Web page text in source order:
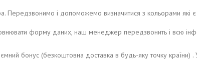
і допоможемо визначитися з кольорами які
форму даних, наш менеджер передзвонить і всю
бонус (безкоштовна доставка в будь-яку точку